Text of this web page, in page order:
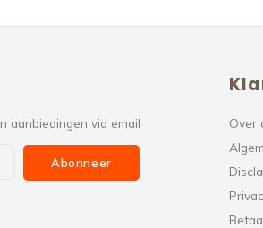
aanbiedingen via email
Abonneer
Over